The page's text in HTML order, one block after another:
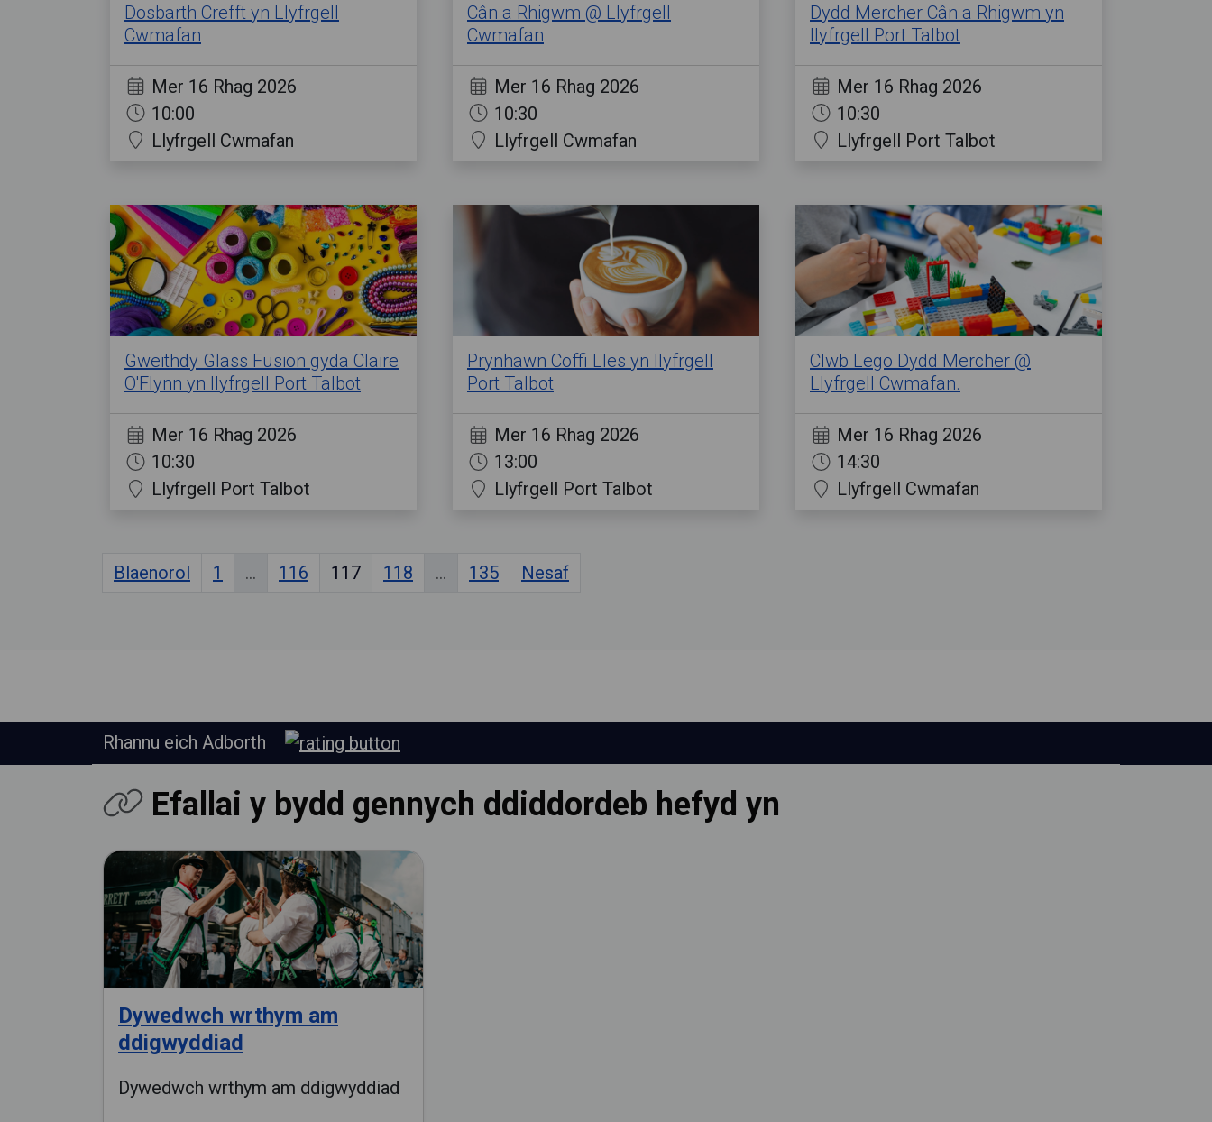
Dosbarth Crefft yn Llyfrgell
Cwmafan
Mer 16 Rhag 2026
10:00
Llyfrgell Cwmafan
Cân a Rhigwm @ Llyfrgell
Cwmafan
Mer 16 Rhag 2026
10:30
Llyfrgell Cwmafan
Dydd Mercher Cân a Rhigwm yn
llyfrgell Port Talbot
Mer 16 Rhag 2026
10:30
Llyfrgell Port Talbot
Gweithdy Glass Fusion gyda Claire
O'Flynn yn llyfrgell Port Talbot
Mer 16 Rhag 2026
10:30
Llyfrgell Port Talbot
Prynhawn Coffi Lles yn llyfrgell
Port Talbot
Mer 16 Rhag 2026
13:00
Llyfrgell Port Talbot
Clwb Lego Dydd Mercher @
Llyfrgell Cwmafan.
Mer 16 Rhag 2026
14:30
Llyfrgell Cwmafan
Blaenorol 1 ... 116 117 118 ... 135 Nesaf
Rhannu eich Adborth
Efallai y bydd gennych ddiddordeb hefyd yn
Dywedwch wrthym am
ddigwyddiad
Dywedwch wrthym am ddigwyddiad